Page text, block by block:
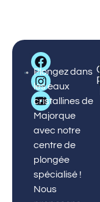
Big
Blue
Diving
Plongez dans
les eaux
cristallines de
Majorque
avec notre
centre de
plongée
spécialisé !
Nous